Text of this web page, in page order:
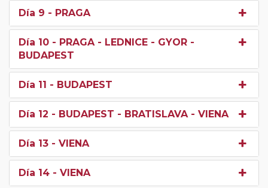
Día 9 - PRAGA
Día 10 - PRAGA - LEDNICE - GYOR -
BUDAPEST
Día 11 - BUDAPEST
Día 12 - BUDAPEST - BRATISLAVA - VIENA
Día 13 - VIENA
Día 14 - VIENA